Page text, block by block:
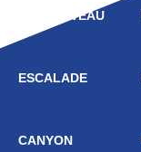
HAUT NIVEAU
ESCALADE
CANYON